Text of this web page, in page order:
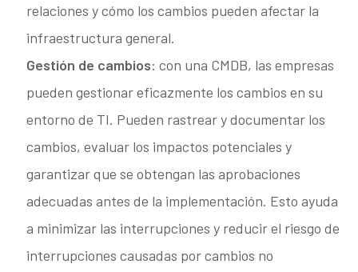
relaciones y cómo los cambios pueden afectar la
infraestructura general.
Gestión de cambios: con una CMDB, las empresas
pueden gestionar eficazmente los cambios en su
entorno de TI. Pueden rastrear y documentar los
cambios, evaluar los impactos potenciales y
garantizar que se obtengan las aprobaciones
adecuadas antes de la implementación. Esto ayuda
a minimizar las interrupciones y reducir el riesgo de
interrupciones causadas por cambios no